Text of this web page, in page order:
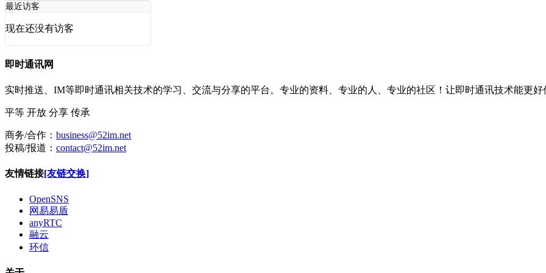
最近访客
现在还没有访客
即时通讯网
实时推送、IM等即时通讯相关技术的学习、交流与分享的平台。专业的资料、专业的人、专业的社区！让即时通讯技术能更好
平等 开放 分享 传承
商务/合作： business@52im.net
投稿/报道： contact@52im.net
友情链接[友链交换]
OpenSNS
网易易盾
anyRTC
融云
环信